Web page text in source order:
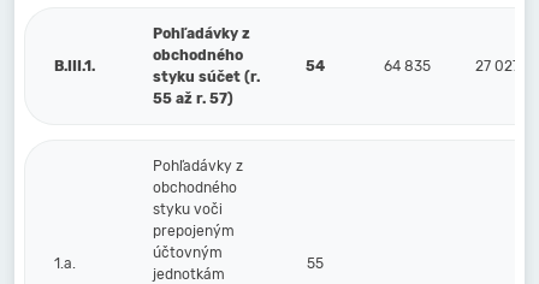
B.III.1.
Pohľadávky z
obchodného
styku súčet (r.
55 až r. 57)
54 64 835 27 027
1.a.
Pohľadávky z
obchodného
styku voči
prepojeným
účtovným
jednotkám
55